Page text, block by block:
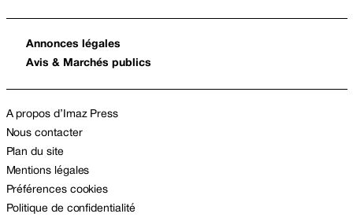
Annonces légales
Avis & Marchés publics
A propos d’Imaz Press
Nous contacter
Plan du site
Mentions légales
Préférences cookies
Politique de confidentialité